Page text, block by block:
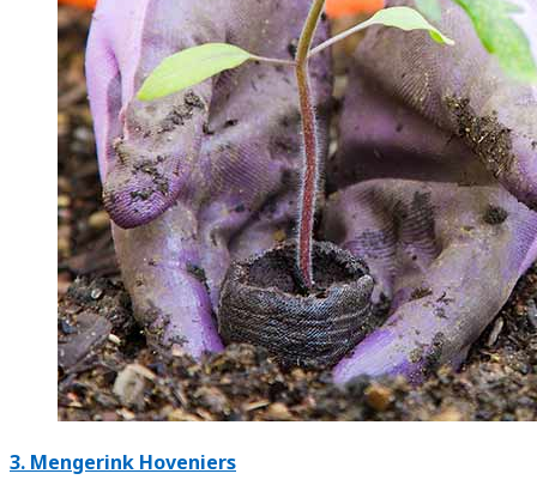
3. Mengerink Hoveniers